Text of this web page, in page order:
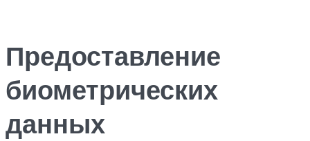
Предоставление
биометрических
данных